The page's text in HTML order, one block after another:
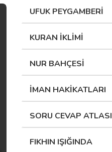
UFUK PEYGAMBERİ
KURAN İKLİMİ
NUR BAHÇESİ
İMAN HAKİKATLARI
SORU CEVAP ATLASI
FIKHIN IŞIĞINDA